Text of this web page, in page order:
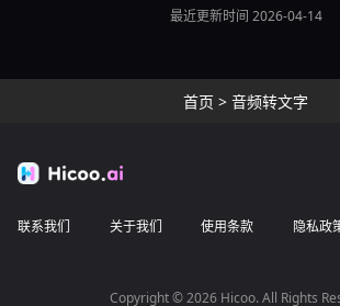
最近更新时间 2026-04-14
首页 > 音频转文字
联系我们 关于我们 使用条款 隐私政
Copyright ©2026 Hicoo. All Rights